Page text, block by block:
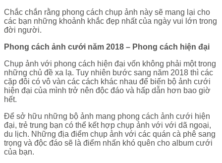
Chắc chắn rằng phong cách chụp ảnh này sẽ mang lại cho
các bạn những khoảnh khắc đẹp nhất của ngày vui lớn trong
đời người.
Phong cách ảnh cưới năm 2018 – Phong cách hiện đại
Chụp ảnh với phong cách hiện đại vốn không phải một trong
những chủ đề xa lạ. Tuy nhiên bước sang năm 2018 thì các
cặp đôi có vô vàn các cách khác nhau để biến bộ ảnh cưới
hiện đại của mình trở nên độc đáo và hấp dẫn hơn bao giờ
hết.
Để sở hữu những bộ ảnh mang phong cách ảnh cưới hiện
đại, trẻ trung bạn có thể kết hợp chụp ảnh với với dã ngoại,
du lịch. Những địa điểm chụp ảnh với các quán cà phê sang
trọng và độc đáo sẽ là điểm nhấn khó quên cho album cưới
của bạn.